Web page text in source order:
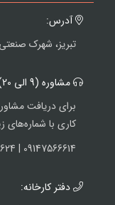
آدرس:
تبریز، شهرک صنعتی
مشاوره (9 الی 20):
برای دریافت
کاری با شماره‌های
09147566614 | 09147566624
دفتر کارخانه: